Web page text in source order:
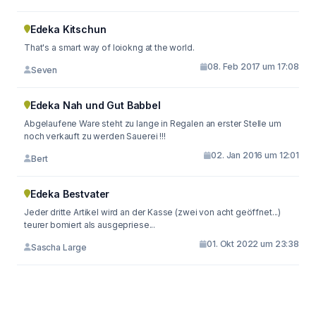
Edeka Kitschun
That's a smart way of loiokng at the world.
Seven 08. Feb 2017 um 17:08
Edeka Nah und Gut Babbel
Abgelaufene Ware steht zu lange in Regalen an erster Stelle um
noch verkauft zu werden Sauerei !!!
Bert 02. Jan 2016 um 12:01
Edeka Bestvater
Jeder dritte Artikel wird an der Kasse (zwei von acht geöffnet...)
teurer bomiert als ausgepriese...
Sascha Large 01. Okt 2022 um 23:38